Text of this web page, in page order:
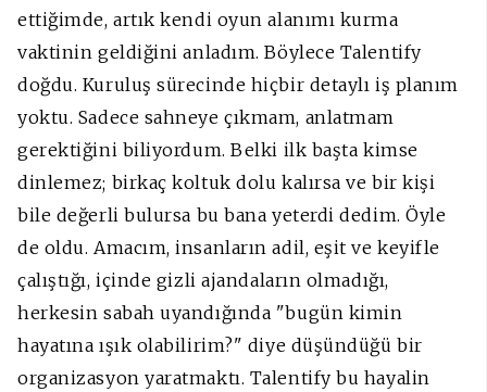
ettiğimde, artık kendi oyun alanımı kurma
vaktinin geldiğini anladım. Böylece Talentify
doğdu. Kuruluş sürecinde hiçbir detaylı iş planım
yoktu. Sadece sahneye çıkmam, anlatmam
gerektiğini biliyordum. Belki ilk başta kimse
dinlemez; birkaç koltuk dolu kalırsa ve bir kişi
bile değerli bulursa bu bana yeterdi dedim. Öyle
de oldu. Amacım, insanların adil, eşit ve keyifle
çalıştığı, içinde gizli ajandaların olmadığı,
herkesin sabah uyandığında "bugün kimin
hayatına ışık olabilirim?" diye düşündüğü bir
organizasyon yaratmaktı. Talentify bu hayalin